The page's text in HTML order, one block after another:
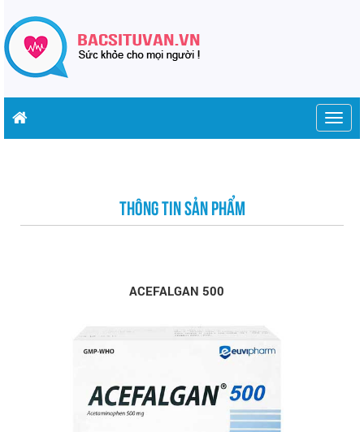
THÔNG TIN SẢN PHẨM
ACEFALGAN 500